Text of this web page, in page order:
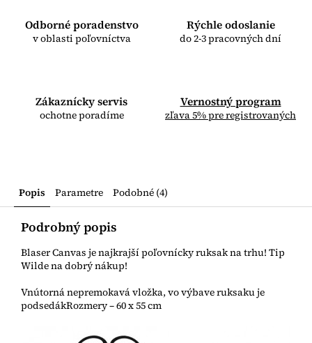
Odborné poradenstvo
v oblasti poľovníctva
Rýchle odoslanie
do 2-3 pracovných dní
Zákaznícky servis
ochotne poradíme
Vernostný program
zľava 5% pre registrovaných
Popis Parametre Podobné (4)
Podrobný popis
Blaser Canvas je najkrajší poľovnícky ruksak na trhu! Tip
Wilde na dobrý nákup!
Vnútorná nepremokavá vložka, vo výbave ruksaku je
podsedákRozmery – 60 x 55 cm